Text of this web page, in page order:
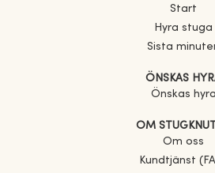
Start
Hyra stuga
Sista
ÖNSKAS
Önskas hyra
OM
Om oss
Kundtjänst